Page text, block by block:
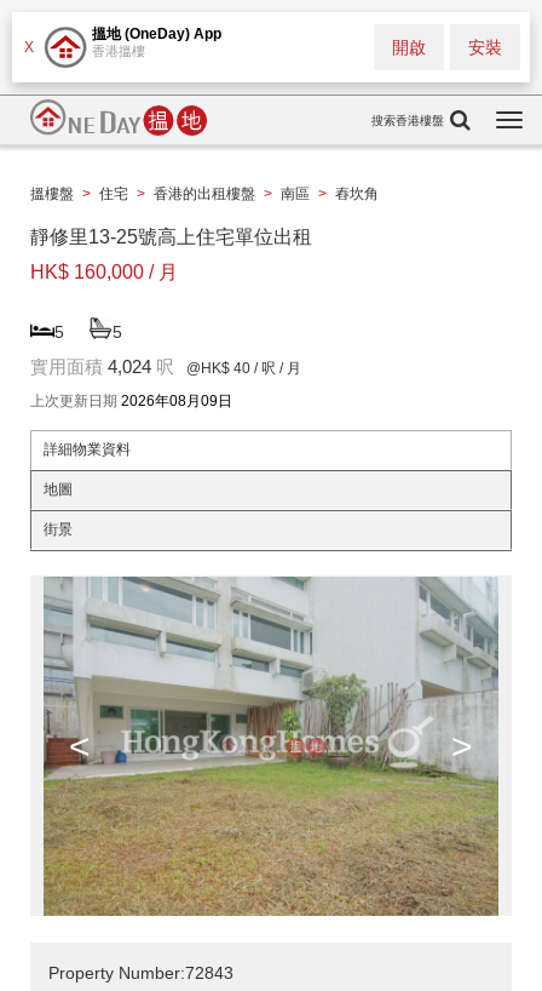
X
搵地 (OneDay) App
香港搵樓 安裝
開啟
搜索香港樓盤
搵樓盤 > 住宅 > 香港的出租樓盤 > 南區 > 舂坎角
靜修里13-25號高上住宅單位出租
HK$ 160,000 / 月
5 5
實用面積 4,024 呎 @HK$ 40 / 呎 / 月
上次更新日期 2026年08月09日
詳細物業資料
地圖
街景
< >
Property Number:72843